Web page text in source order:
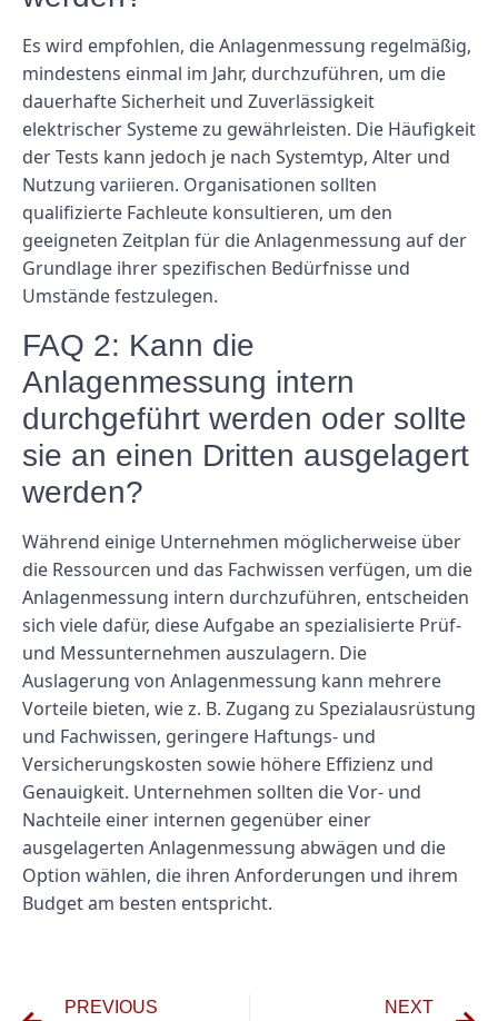
Es wird empfohlen, die Anlagenmessung regelmäßig,
mindestens einmal im Jahr, durchzuführen, um die
dauerhafte Sicherheit und Zuverlässigkeit
elektrischer Systeme zu gewährleisten. Die Häufigkeit
der Tests kann jedoch je nach Systemtyp, Alter und
Nutzung variieren. Organisationen sollten
qualifizierte Fachleute konsultieren, um den
geeigneten Zeitplan für die Anlagenmessung auf der
Grundlage ihrer spezifischen Bedürfnisse und
Umstände festzulegen.
FAQ 2: Kann die
Anlagenmessung intern
durchgeführt werden oder sollte
sie an einen Dritten ausgelagert
werden?
Während einige Unternehmen möglicherweise über
die Ressourcen und das Fachwissen verfügen, um die
Anlagenmessung intern durchzuführen, entscheiden
sich viele dafür, diese Aufgabe an spezialisierte Prüf-
und Messunternehmen auszulagern. Die
Auslagerung von Anlagenmessung kann mehrere
Vorteile bieten, wie z. B. Zugang zu Spezialausrüstung
und Fachwissen, geringere Haftungs- und
Versicherungskosten sowie höhere Effizienz und
Genauigkeit. Unternehmen sollten die Vor- und
Nachteile einer internen gegenüber einer
ausgelagerten Anlagenmessung abwägen und die
Option wählen, die ihren Anforderungen und ihrem
Budget am besten entspricht.
PREVIOUS NEXT